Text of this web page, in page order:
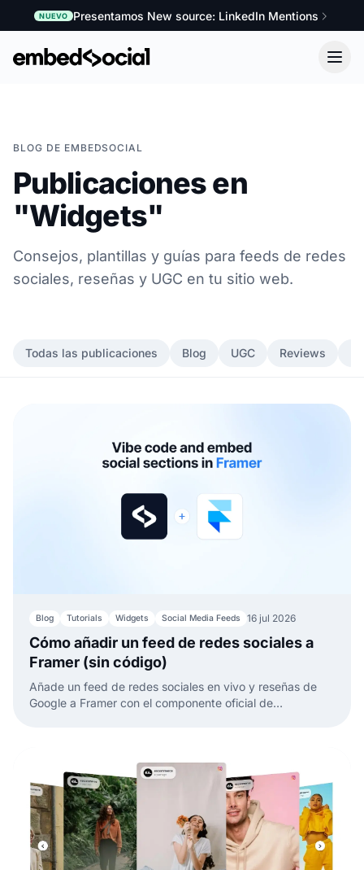
NUEVO Presentamos New source: LinkedIn Mentions
BLOG DE EMBEDSOCIAL
Publicaciones en
"Widgets"
Consejos, plantillas y guías para feeds de redes
sociales, reseñas y UGC en tu sitio web.
Todas las publicaciones Blog UGC Reviews
Blog Tutorials Widgets Social Media Feeds 16 jul 2026
Cómo añadir un feed de redes sociales a
Framer (sin código)
Añade un feed de redes sociales en vivo y reseñas de
Google a Framer con el componente oficial de